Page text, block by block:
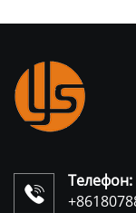

Телефон: